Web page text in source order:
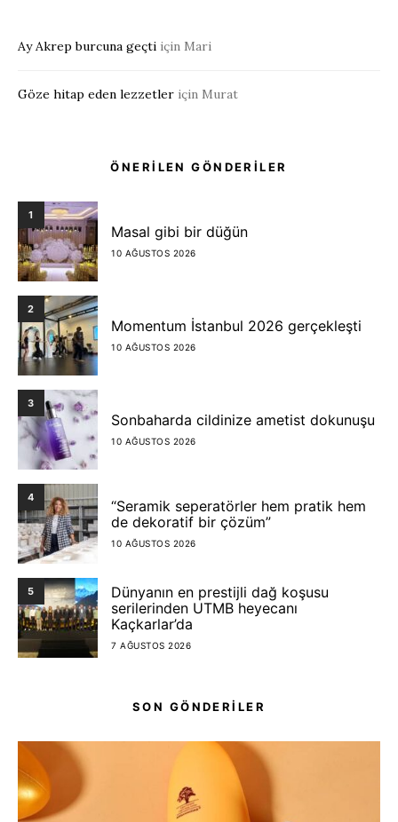
Ay Akrep burcuna geçti için Mari
Göze hitap eden lezzetler için Murat
ÖNERİLEN GÖNDERİLER
1
Masal gibi bir düğün
10 AĞUSTOS 2026
2
Momentum İstanbul 2026 gerçekleşti
10 AĞUSTOS 2026
3
Sonbaharda cildinize ametist dokunuşu
10 AĞUSTOS 2026
4
“Seramik seperatörler hem pratik hem
de dekoratif bir çözüm”
10 AĞUSTOS 2026
5
Dünyanın en prestijli dağ koşusu
serilerinden UTMB heyecanı
Kaçkarlar’da
7 AĞUSTOS 2026
SON GÖNDERİLER